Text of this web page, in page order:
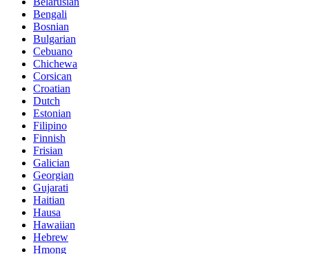
Bengali
Bosnian
Bulgarian
Cebuano
Chichewa
Corsican
Croatian
Dutch
Estonian
Filipino
Finnish
Frisian
Galician
Georgian
Gujarati
Haitian
Hausa
Hawaiian
Hebrew
Hmong